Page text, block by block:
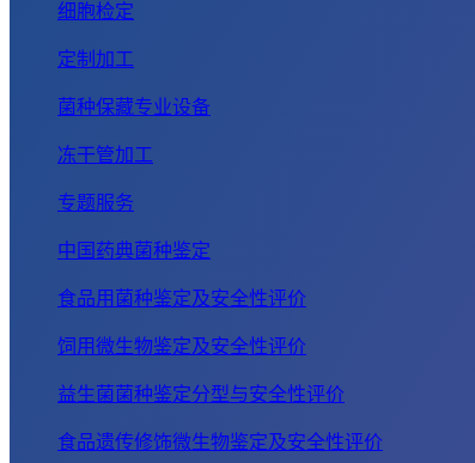
细胞检定
定制加工
菌种保藏专业设备
冻干管加工
专题服务
中国药典菌种鉴定
食品用菌种鉴定及安全性评价
饲用微生物鉴定及安全性评价
益生菌菌种鉴定分型与安全性评价
食品遗传修饰微生物鉴定及安全性评价